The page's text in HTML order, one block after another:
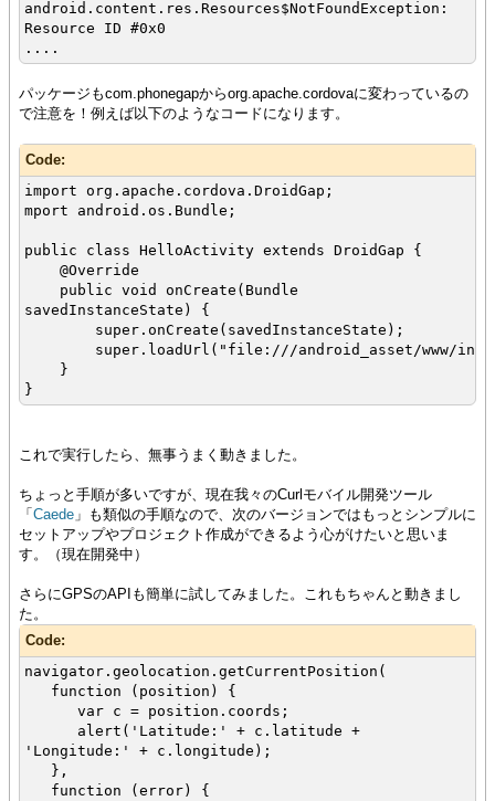
android.content.res.Resources$NotFoundException:
Resource ID #0x0
....
パッケージもcom.phonegapからorg.apache.cordovaに変わっているの
で注意を！例えば以下のようなコードになります。
Code:
import org.apache.cordova.DroidGap;
mport android.os.Bundle;
public class HelloActivity extends DroidGap {
@Override
public void onCreate(Bundle
savedInstanceState) {
super.onCreate(savedInstanceState);
super.loadUrl("file:///android_asset/www/
}
}
これで実行したら、無事うまく動きました。
ちょっと手順が多いですが、現在我々のCurlモバイル開発ツール
「 Caede 」も類似の手順なので、次のバージョンではもっとシンプルに
セットアップやプロジェクト作成ができるよう心がけたいと思いま
す。（現在開発中）
さらにGPSのAPIも簡単に試してみました。これもちゃんと動きまし
た。
Code:
navigator.geolocation.getCurrentPosition(
function (position) {
var c = position.coords;
alert('Latitude:' + c.latitude +
'Longitude:' + c.longitude);
},
function (error) {